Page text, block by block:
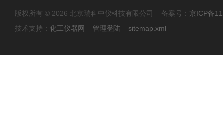
版权所有 © 2026 北京瑞科中仪科技有限公司 备案号： 京ICP备
技术支持： 化工仪器网 管理登陆 sitemap.xml